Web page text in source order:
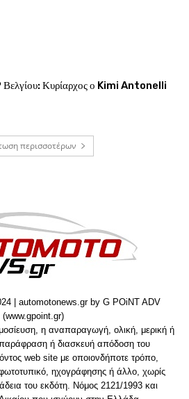
Βελγίου: Κυρίαρχος ο Kimi Antonelli
περισσοτέρων
| automotonews.gr by G POiNT ADV
(www.gpoint.gr)
η αναπαραγωγή, ολική, μερική ή
ή διασκευή απόδοση του
web site με οποιονδήποτε τρόπο,
ηχογράφησης ή άλλο, χωρίς
του εκδότη. Νόμος 2121/1993 και